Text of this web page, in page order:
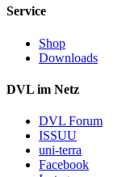
Service
Shop
Downloads
DVL im Netz
DVL Forum
ISSUU
uni-terra
Facebook